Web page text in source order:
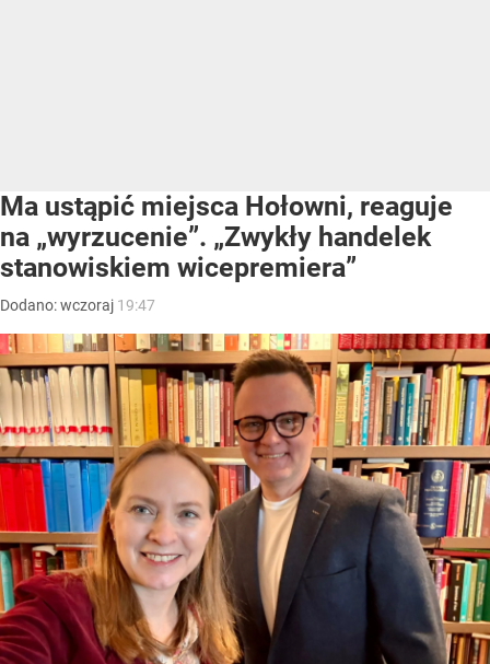
Ma ustąpić miejsca Hołowni, reaguje
na „wyrzucenie”. „Zwykły handelek
stanowiskiem wicepremiera”
Dodano:wczoraj 19:47